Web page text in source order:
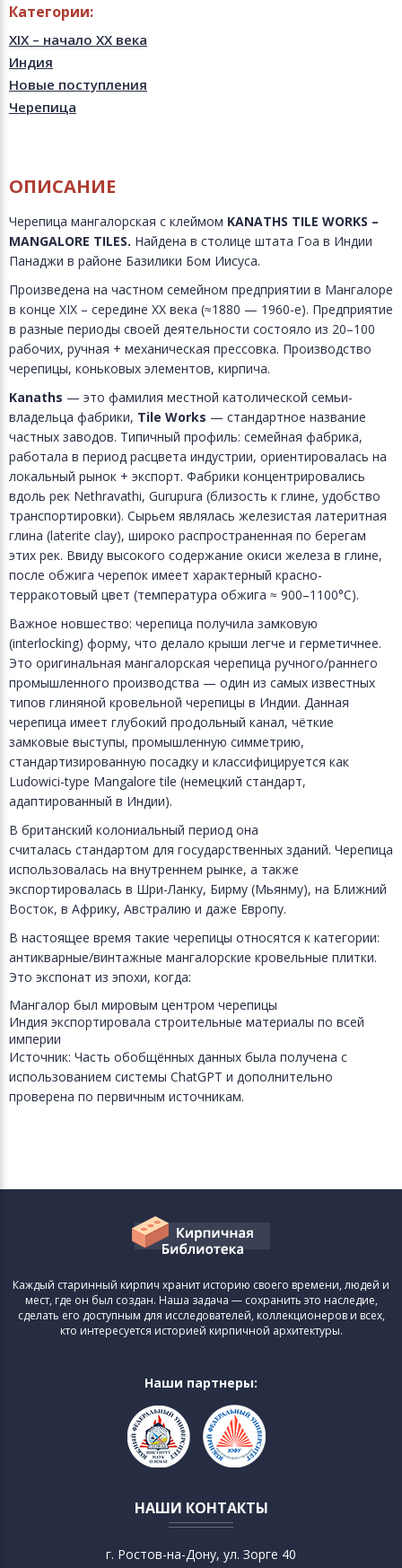
Категории:
XIX – начало XX века
Индия
Новые поступления
Черепица
ОПИСАНИЕ
Черепица мангалорская с клеймом KANATHS TILE WORKS –
MANGALORE TILES. Найдена в столице штата Гоа в Индии
Панаджи в районе Базилики Бом Иисуса.
Произведена на частном семейном предприятии в Мангалоре
в конце XIX – середине XX века (≈1880 — 1960-е). Предприятие
в разные периоды своей деятельности состояло из 20–100
рабочих, ручная + механическая прессовка. Производство
черепицы, коньковых элементов, кирпича.
Kanaths — это фамилия местной католической семьи-
владельца фабрики, Tile Works — стандартное название
частных заводов. Типичный профиль: семейная фабрика,
работала в период расцвета индустрии, ориентировалась на
локальный рынок + экспорт. Фабрики концентрировались
вдоль рек Nethravathi, Gurupura (близость к глине, удобство
транспортировки). Сырьем являлась железистая латеритная
глина (laterite clay), широко распространенная по берегам
этих рек. Ввиду высокого содержание окиси железа в глине,
после обжига черепок имеет характерный красно-
терракотовый цвет (температура обжига ≈ 900–1100°C).
Важное новшество: черепица получила замковую
(interlocking) форму, что делало крыши легче и герметичнее.
Это оригинальная мангалорская черепица ручного/раннего
промышленного производства — один из самых известных
типов глиняной кровельной черепицы в Индии. Данная
черепица имеет глубокий продольный канал, чёткие
замковые выступы, промышленную симметрию,
стандартизированную посадку и классифицируется как
Ludowici-type Mangalore tile (немецкий стандарт,
адаптированный в Индии).
В британский колониальный период она
считалась стандартом для государственных зданий. Черепица
использовалась на внутреннем рынке, а также
экспортировалась в Шри-Ланку, Бирму (Мьянму), на Ближний
Восток, в Африку, Австралию и даже Европу.
В настоящее время такие черепицы относятся к категории:
антикварные/винтажные мангалорские кровельные плитки.
Это экспонат из эпохи, когда:
Мангалор был мировым центром черепицы
Индия экспортировала строительные материалы по всей
империи
Источник: Часть обобщённых данных была получена с
использованием системы ChatGPT и дополнительно
проверена по первичным источникам.
Каждый старинный кирпич хранит историю своего времени, людей и
мест, где он был создан. Наша задача — сохранить это наследие,
сделать его доступным для исследователей, коллекционеров и всех,
кто интересуется историей кирпичной архитектуры.
Наши партнеры:
НАШИ КОНТАКТЫ
г. Ростов-на-Дону, ул. Зорге 40